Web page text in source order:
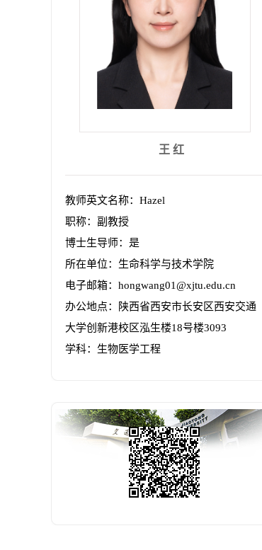
王 红
教师英文名称：Hazel
职称：副教授
博士生导师：是
所在单位：生命科学与技术学院
电子邮箱： hongwang01@xjtu.edu.cn
办公地点：陕西省西安市长安区西安交通
大学创新港校区泓生楼18号楼3093
学科：生物医学工程